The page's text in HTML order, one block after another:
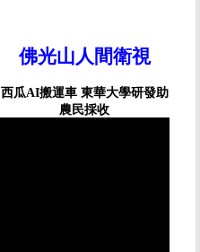
佛光山人間衛視
西瓜AI搬運車 東華大學研發助
農民採收